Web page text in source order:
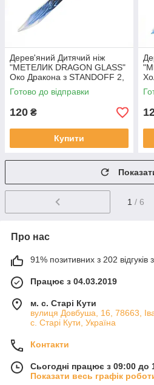
Дерев'яний Дитячий ніж
"МЕТЕЛИК DRAGON GLASS"
Око Дракона з STANDOFF 2,
іграшкова зброя
Готово до відправки
120 ₴
Купити
1 / 6
Про нас
91% позитивних з 202 відгуків
Працює з 04.03.2019
м. с. Старі Кути
вулиця Довбуша, 16, 78663,
с. Старі Кути, Україна
Контакти
Сьогодні працює з 09:00 до
Показати весь графік